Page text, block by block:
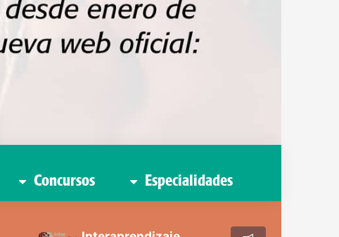
Concursos Especialidades